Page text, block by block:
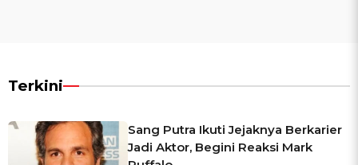
Terkini
Sang Putra Ikuti Jejaknya Berkarier
Jadi Aktor, Begini Reaksi Mark